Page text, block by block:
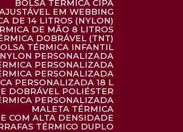
BOLSA TÉRMICA CIPA
EM WEBBING
DE 14 LITROS (NYLON)
DE MÃO 8 LITROS
DOBRÁVEL (TNT)
BOLSA TÉRMICA INFANTIL
NYLON PERSONALIZADA
PERSONALIZADA
PERSONALIZADA
PERSONALIZADA 18 L
DOBRÁVEL POLIÉSTER
PERSONALIZADA
MALETA TÉRMICA
COM ALTA DENSIDADE
TÉRMICO DUPLO